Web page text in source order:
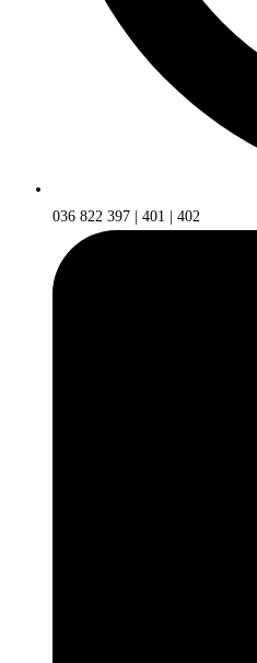
036 822 397 | 401 | 402